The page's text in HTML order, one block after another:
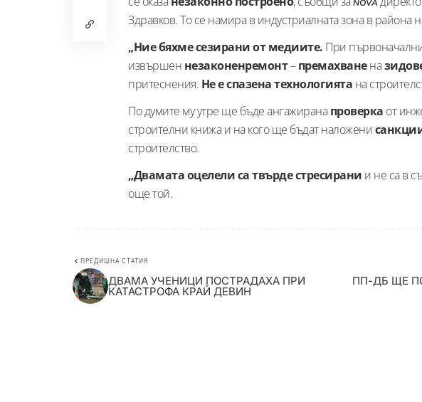
NOVA
Здравков. То се намира в индустриалната зона в района
„Ние бяхме сезирани от медиите. При
извършен незаконенремонт–премахванена
притеснения. Не е спазена технологията на
По думите му утре ще бъде ангажиранапроверка от
строителни книжа и на кого ще бъдат наложени
строителство.
„Двамата оцелели са твърде стресирани и не са в
още той.
ПРЕДИШНА СТАТИЯ
ДВАМА УЧЕНИЦИ ПОСТРАДАХА ПРИ
КАТАСТРОФА КРАЙ ДЕВИН
ПП-ДБ ЩЕ